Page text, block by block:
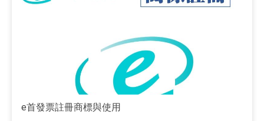
e首發票註冊商標與使用